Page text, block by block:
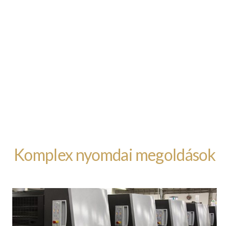
Komplex nyomdai megoldások